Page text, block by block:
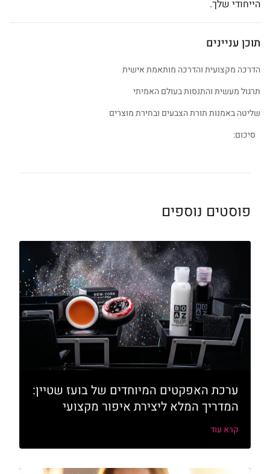
הייחודי שלך.
תוכן עניינים
הדרכה מקצועית והדרכה מותאמת אישית
תרגול מעשית והתנסות בעולם האמיתי
שליטה באמנות תורת הצבעים ובחירת מוצרים
סיכום:
פוסטים נוספים
ערכת האפקטים המיוחדים של בועז שטיין:
המדריך המלא ליצירת איפור מקצועי
קרא עוד